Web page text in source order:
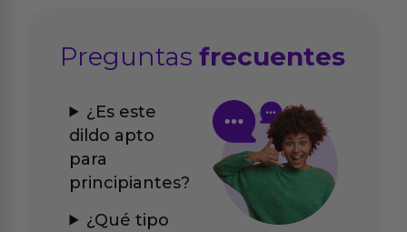
Preguntasfrecuentes
¿Es este
dildo apto
para
principiantes?
¿Qué tipo